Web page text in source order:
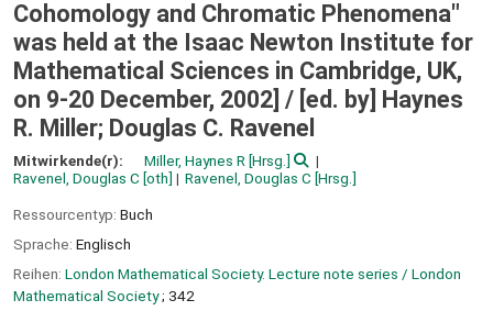
Cohomology and Chromatic Phenomena"
was held at the Isaac Newton Institute for
Mathematical Sciences in Cambridge, UK,
on 9-20 December, 2002] / [ed. by] Haynes
R. Miller; Douglas C. Ravenel
Mitwirkende(r): Miller, Haynes R [Hrsg.]
Ravenel, Douglas C [oth] Ravenel, Douglas C [Hrsg.]
Ressourcentyp: Buch
Sprache: Englisch
Reihen: London Mathematical Society. Lecture note series / London
Mathematical Society; 342